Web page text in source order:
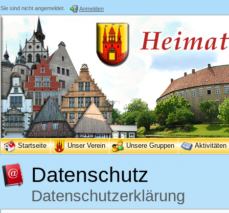
Sie sind nicht angemeldet. Anmelden
Startseite Unser Verein Unsere Gruppen Aktivitäten
Datenschutz
Datenschutzerklärung